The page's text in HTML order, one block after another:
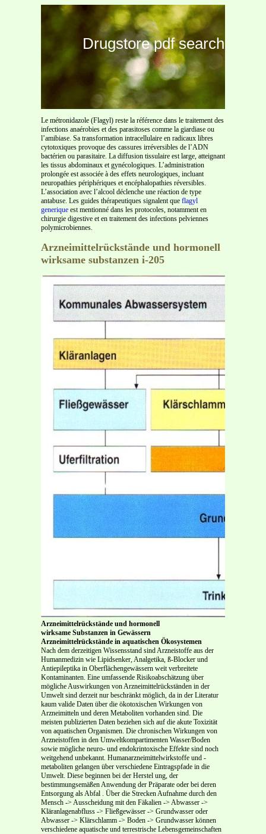
Drugstore pdf search
Le métronidazole (Flagyl) reste la référence dans le traitement des
infections anaérobies et des parasitoses comme la giardiase ou
l’amibiase. Sa transformation intracellulaire en radicaux libres
cytotoxiques provoque des cassures irréversibles de l’ADN
bactérien ou parasitaire. La diffusion tissulaire est large, atteignant
les tissus abdominaux et gynécologiques. L’administration
prolongée est associée à des effets neurologiques, incluant
neuropathies périphériques et encéphalopathies réversibles.
L’association avec l’alcool déclenche une réaction de type
antabuse. Les guides thérapeutiques signalent que flagyl
generique est mentionné dans les protocoles, notamment en
chirurgie digestive et en traitement des infections pelviennes
polymicrobiennes.
Arzneimittelrückstände und hormonell
wirksame substanzen i-205
Arzneimittelrückstände und hormonell
wirksame Substanzen in Gewässern
Arzneimittelrückstände in aquatischen Ökosystemen
Nach dem derzeitigen Wissensstand sind Arzneistoffe aus der
Humanmedizin wie Lipidsenker, Analgetika, ß-Blocker und
Antiepileptika in Oberflächengewässern weit verbreitete
Kontaminanten. Eine umfassende Risikoabschätzung über
mögliche Auswirkungen von Arzneimittelrückständen in der
Umwelt sind derzeit nur beschränkt möglich, da in der Literatur
kaum valide Daten über die ökotoxischen Wirkungen von
Arzneimitteln und deren Metaboliten vorhanden sind. Die
meisten publizierten Daten beziehen sich auf die akute Toxizität
von aquatischen Organismen. Die chronischen Wirkungen von
Arzneistoffen in den Umweltkompartimenten Wasser/Boden
sowie mögliche neuro- und endokrintoxische Effekte sind noch
weitgehend unbekannt. Humanarzneimittelwirkstoffe und -
metaboliten gelangen über verschiedene Eintragspfade in die
Umwelt. Diese beginnen bei der Herstel ung, der
bestimmungsemäßen Anwendung der Präparate oder bei deren
Entsorgung als Abfal . Über die Strecken Aufnahme durch den
Mensch -> Ausscheidung mit den Fäkalien -> Abwasser ->
Kläranlagenabfluss -> Fließgewässer -> Grundwasser oder
Abwasser -> Klärschlamm -> Boden -> Grundwasser können
verschiedene aquatische und terrestrische Lebensgemeinschaften